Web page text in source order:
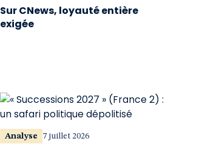
Sur CNews, loyauté entière
exigée
Analyse 7 juillet 2026